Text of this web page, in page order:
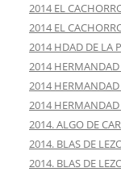
2014 EL
2014 EL
2014 HDAD DE LA
2014
2014
2014
2014. ALGO DE
2014. BLAS DE
2014. BLAS DE